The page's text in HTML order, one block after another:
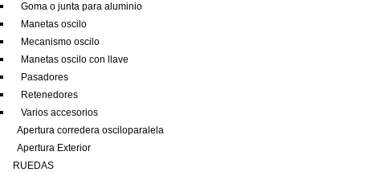
Goma o junta para aluminio
Manetas oscilo
Mecanismo oscilo
Manetas oscilo con llave
Pasadores
Retenedores
Varios accesorios
Apertura corredera osciloparalela
Apertura Exterior
RUEDAS